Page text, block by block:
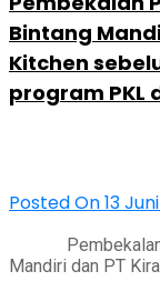
Bintang
Kitchen
program PKL
Posted On 13
Pembekalan
Mandiri dan PT